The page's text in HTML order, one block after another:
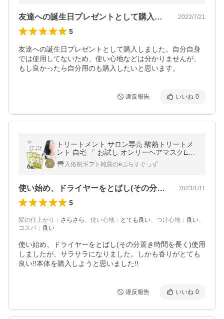
友達への誕生日プレゼントとして購入しま… 2022/7/21
5
友達への誕生日プレゼントとして購入しました。自分自身
では使用してないため、使い心地などは分かりませんが、
もし良かったら自分用のも購入したいと思います。
違反報告 いいね 0
トリートメント サロン専売 酸熱トリートメ
ント 自宅 「 お試し オンリーヘアマスクEX
トライアル 9ｇ×6」 自宅 くせ毛 縮毛矯正 補
助 入浴剤ギフト雑貨のeぷらすぐっず
使い始め、ドライヤーをとばし(その分置… 2023/1/11
5
髪の仕上がり ： さらさら 、 使い心地 ： とても良い、 つけ心地 ： 良い、
コスパ ： 良い
使い始め、ドライヤーをとばし(その分置き時間を長く)使用
しましたが、サラサラになりました。しかも香りがとても
良い!!本体を購入しようと思いました!!
違反報告 いいね 0